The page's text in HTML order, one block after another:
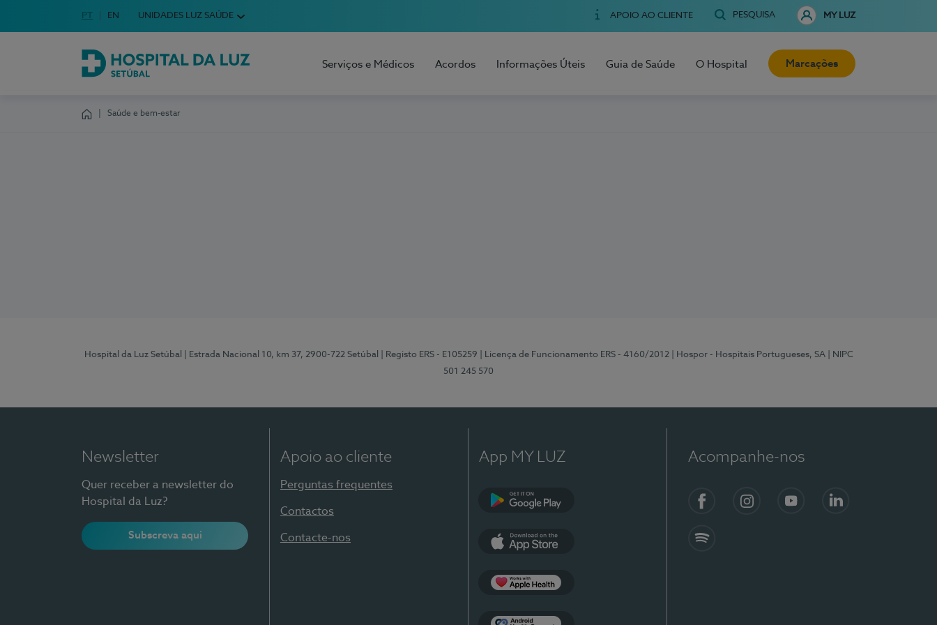
Escolha o seu idioma
Idioma em Português
PT English Language
EN UNIDADES LUZ SAÚDE APOIO AO CLIENTE PESQUISA MY LUZ
Hospital da Luz Setúbal
Serviços e Médicos Acordos Informações Úteis Guia de Saúde O Hospital Marcações
Saúde e bem-estar
Hospital da Luz Setúbal | Estrada Nacional 10, km 37, 2900-722 Setúbal | Registo ERS - E105259 | Licença de Funcionamento ERS - 4160/2012 | Hospor - Hospitais Portugueses, SA
| NIPC
501 245 570
Newsletter
Quer receber a newsletter do
Hospital da Luz?
Subscreva aqui
Apoio ao cliente
Perguntas frequentes
Contactos
Contacte-nos
App MY LUZ Acompanhe-nos